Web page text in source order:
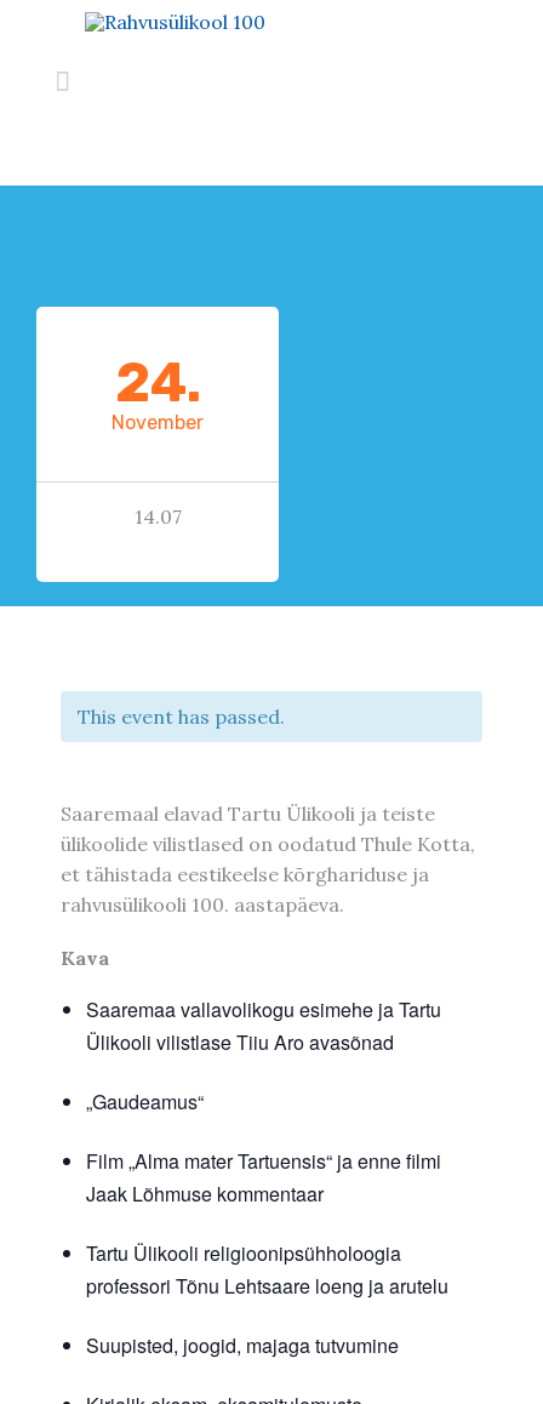

24.
November
14.07
This event has passed.
Saaremaal elavad Tartu Ülikooli ja teiste
ülikoolide vilistlased on oodatud Thule Kotta,
et tähistada eestikeelse kõrghariduse ja
rahvusülikooli 100. aastapäeva.
Kava
Saaremaa vallavolikogu esimehe ja Tartu
Ülikooli vilistlase Tiiu Aro avasõnad
„Gaudeamus“
Film „Alma mater Tartuensis“ ja enne filmi
Jaak Lõhmuse kommentaar
Tartu Ülikooli religioonipsühholoogia
professori Tõnu Lehtsaare loeng ja arutelu
Suupisted, joogid, majaga tutvumine